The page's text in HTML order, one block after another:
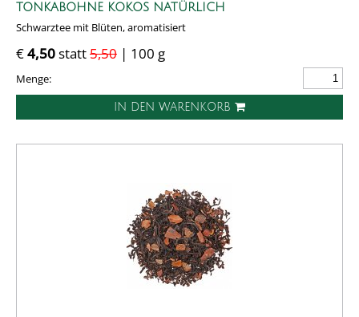
TONKABOHNE KOKOS NATÜRLICH
Schwarztee mit Blüten, aromatisiert
€4,50statt5,50 | 100 g
Menge:
IN DEN WARENKORB